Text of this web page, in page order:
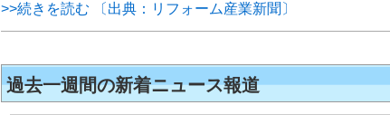
>>続きを読む 〔出典：リフォーム産業新聞〕
過去一週間の新着ニュース報道